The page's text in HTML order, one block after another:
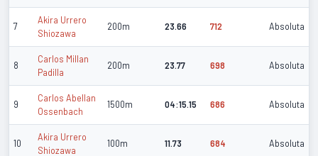
7
Akira Urrero
Shiozawa
200m 23.66 712 Absoluta
8
Carlos Millan
Padilla
200m 23.77 698 Absoluta
9
Carlos Abellan
Ossenbach
1500m 04:15.15 686 Absoluta
10
Akira Urrero
Shiozawa
100m 11.73 684 Absoluta